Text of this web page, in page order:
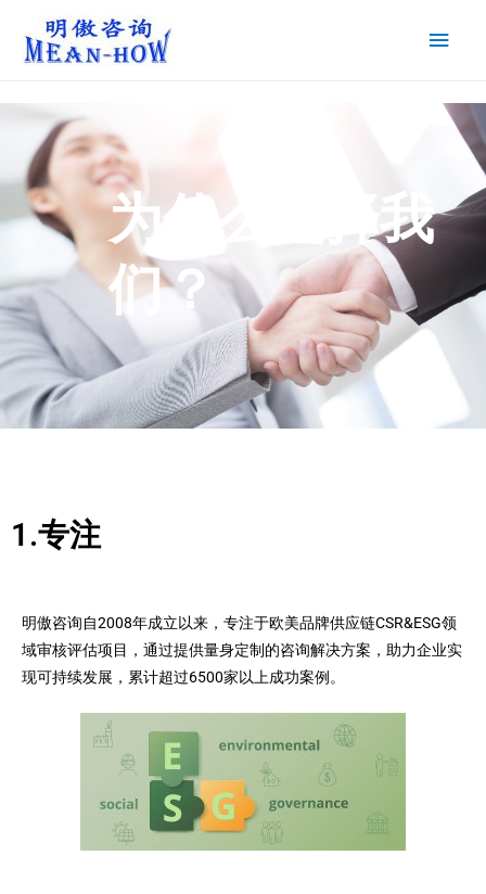
为什么选择我
们？
1.专注
明傲咨询自2008年成立以来，专注于欧美品牌供应链CSR&ESG领
域审核评估项目，通过提供量身定制的咨询解决方案，助力企业实
现可持续发展，累计超过6500家以上成功案例。